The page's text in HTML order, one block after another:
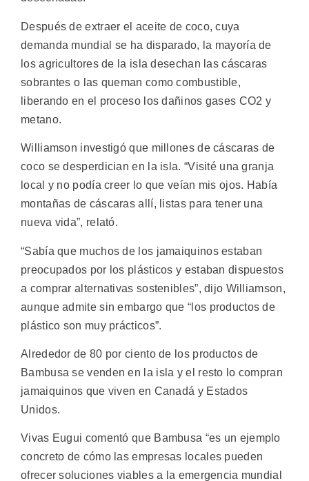
Después de extraer el aceite de coco, cuya
demanda mundial se ha disparado, la mayoría de
los agricultores de la isla desechan las cáscaras
sobrantes o las queman como combustible,
liberando en el proceso los dañinos gases CO2 y
metano.
Williamson investigó que millones de cáscaras de
coco se desperdician en la isla. “Visité una granja
local y no podía creer lo que veían mis ojos. Había
montañas de cáscaras allí, listas para tener una
nueva vida”, relató.
“Sabía que muchos de los jamaiquinos estaban
preocupados por los plásticos y estaban dispuestos
a comprar alternativas sostenibles”, dijo Williamson,
aunque admite sin embargo que “los productos de
plástico son muy prácticos”.
Alrededor de 80 por ciento de los productos de
Bambusa se venden en la isla y el resto lo compran
jamaiquinos que viven en Canadá y Estados
Unidos.
Vivas Eugui comentó que Bambusa “es un ejemplo
concreto de cómo las empresas locales pueden
ofrecer soluciones viables a la emergencia mundial